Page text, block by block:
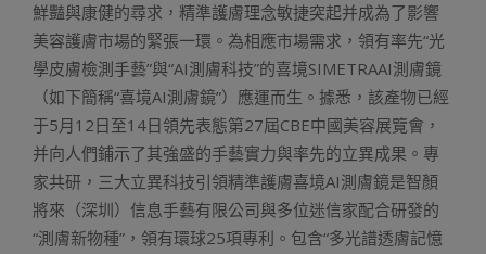
鮮豔與康健的尋求，精準護膚理念敏捷突起并成為了影響
美容護膚市場的緊張一環。為相應市場需求，領有率先“光
學皮膚檢測手藝”與“AI測膚科技”的喜境SIMETRAAI測膚鏡
（如下簡稱“喜境AI測膚鏡”）應運而生。據悉，該產物已經
于5月12日至14日領先表態第27屆CBE中國美容展覽會，
并向人們鋪示了其強盛的手藝實力與率先的立異成果。專
家共研，三大立異科技引領精準護膚喜境AI測膚鏡是智顏
將來（深圳）信息手藝有限公司與多位迷信家配合研發的
“測膚新物種”，領有環球25項專利。包含“多光譜透膚記憶